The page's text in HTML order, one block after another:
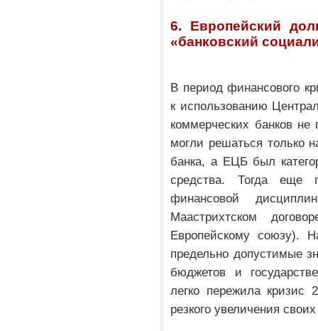
6. Европейский
«банковский
В период финансового
к использованию
коммерческих банков не
могли решаться только
банка, а ЕЦБ был
средства. Тогда еще
финансовой
Маастрихтском
Европейскому союзу).
предельно допустимые
бюджетов и
легко пережила кризис
резкого увеличения